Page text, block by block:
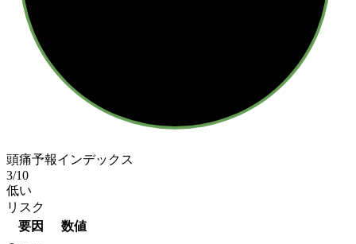
頭痛予報インデックス
3/10
低い
リスク
要因
数値